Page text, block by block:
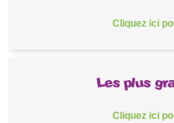
Cliquez ici
Les plus
Cliquez ici